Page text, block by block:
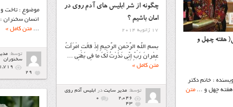
موضوع : تاخت و
انسان سخنران
... متن کامل »
توسط:
سخنوران
1,719
29
چگونه از شر ابلیس های آدم روی در
امان باشیم ؟
17 ژانویه 2014
بسم اللَّهِ الرَّحْمنِ الرَّحِيمِ إِذْ قالَتِ امْرَأَتُ
عِمْرانَ رَبِّ إِنِّي نَذَرْتُ لَکَ ما فِي بَطْنِي ...
متن کامل »
توسط: مدیر سایت در ابليس آدم روي
2,046
۰
43
هفته چهل و
: خانم دکتر
هفته چهل و ... متن